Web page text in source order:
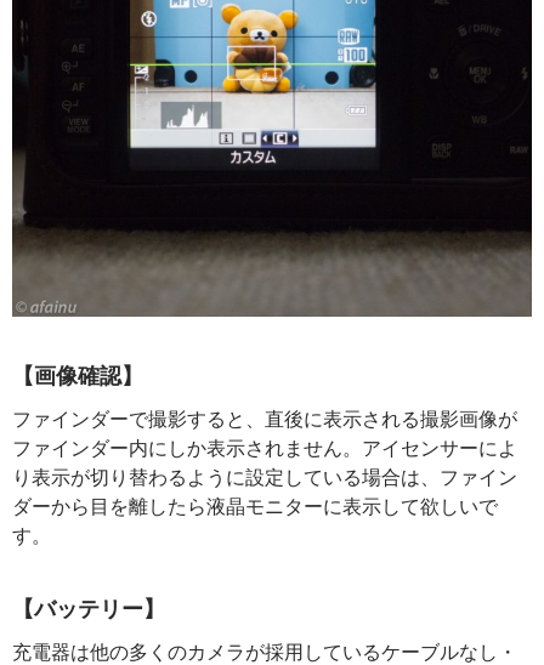
【画像確認】
ファインダーで撮影すると、直後に表示される撮影画像が
ファインダー内にしか表示されません。アイセンサーによ
り表示が切り替わるように設定している場合は、ファイン
ダーから目を離したら液晶モニターに表示して欲しいで
す。
【バッテリー】
充電器は他の多くのカメラが採用しているケーブルなし・